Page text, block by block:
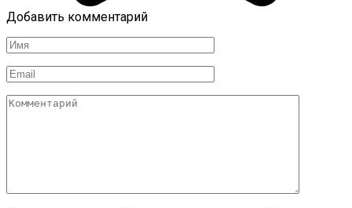
Добавить комментарий
Имя
*
Email
*
Комментарий